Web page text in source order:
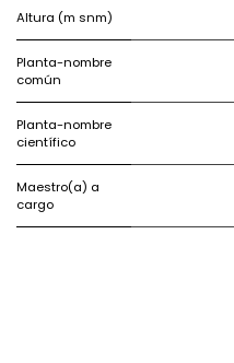
Altura (m snm)
Planta-nombre
común
Planta-nombre
científico
Maestro(a) a
cargo